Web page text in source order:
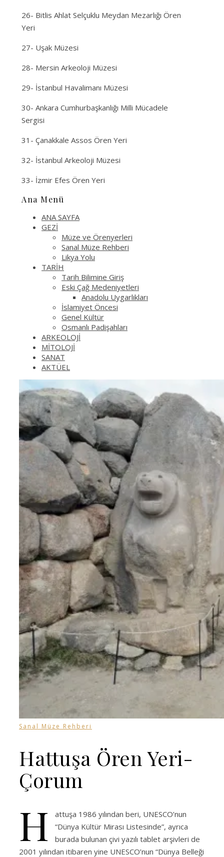
26- Bitlis Ahlat Selçuklu Meydan Mezarlığı Ören
Yeri
27- Uşak Müzesi
28- Mersin Arkeoloji Müzesi
29- İstanbul Havalimanı Müzesi
30- Ankara Cumhurbaşkanlığı Milli Mücadele
Sergisi
31- Çanakkale Assos Ören Yeri
32- İstanbul Arkeoloji Müzesi
33- İzmir Efes Ören Yeri
Ana Menü
ANA SAYFA
GEZİ
Müze ve Örenyerleri
Sanal Müze Rehberi
Likya Yolu
TARİH
Tarih Bilimine Giriş
Eski Çağ Medeniyetleri
Anadolu Uygarlıkları
İslamiyet Öncesi
Genel Kültür
Osmanlı Padişahları
ARKEOLOJİ
MİTOLOJİ
SANAT
AKTÜEL
Sanal Müze Rehberi
Hattuşa Ören Yeri-
Çorum
H
attuşa 1986 yılından beri, UNESCO’nun
“Dünya Kültür Mirası Listesinde”, ayrıca
burada bulunan çivi yazılı tablet arşivleri de
2001 yılından itibaren yine UNESCO’nun “Dünya Belleği